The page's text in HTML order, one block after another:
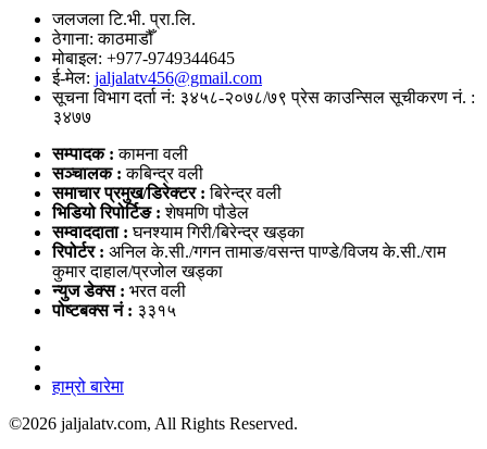
जलजला टि.भी. प्रा.लि.
ठेगाना: काठमाडौँ
मोबाइल: +977-9749344645
ई-मेल: jaljalatv456@gmail.com
सूचना विभाग दर्ता नं: ३४५८-२०७८/७९ प्रेस काउन्सिल सूचीकरण नं. :
३४७७
सम्पादक :कामना वली
सञ्‍चालक : कबिन्द्र वली
समाचार प्रमुख/डिरेक्टर :बिरेन्द्र वली
भिडियो रिपोर्टिङ : शेषमणि पौडेल
सम्वाददाता :घनश्याम गिरी/बिरेन्द्र खड्का
रिपोर्टर : अनिल के.सी./गगन तामाङ/वसन्त पाण्डे/विजय के.सी./राम
कुमार दाहाल/प्रजोल खड्का
न्युज डेक्स : भरत वली
पोष्‍टबक्स नं : ३३१५
हाम्रो बारेमा
©2026 jaljalatv.com, All Rights Reserved.